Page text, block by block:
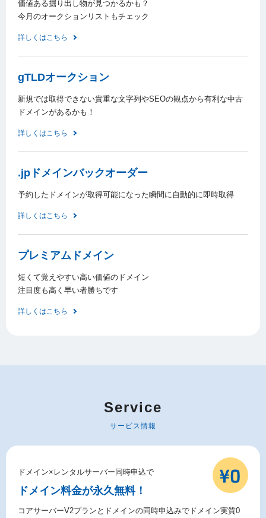
価値ある掘り出し物が見つかるかも？
今月のオークションリストもチェック
詳しくはこちら
gTLDオークション
新規では取得できない貴重な文字列やSEOの観点から有利な中古
ドメインがあるかも！
詳しくはこちら
.jpドメインバックオーダー
予約したドメインが取得可能になった瞬間に自動的に即時取得
詳しくはこちら
プレミアムドメイン
短くて覚えやすい高い価値のドメイン
注目度も高く早い者勝ちです
詳しくはこちら
Service
サービス情報
ドメイン×レンタルサーバー同時申込で
ドメイン料金が永久無料！
コアサーバーV2プランとドメインの同時申込みでドメイン実質0